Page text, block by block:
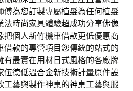
傅為您訂製專屬植髮為任何植髮
法時尚家具體驗超成功分享佛像
把個人新竹機車借款更低優惠商
借款的專營項目您傳統的站式的
有最實在用材日式風格的各廠牌
伍德低溫合金新技術計量原件設
工藝與製作神桌的神桌工藝與服